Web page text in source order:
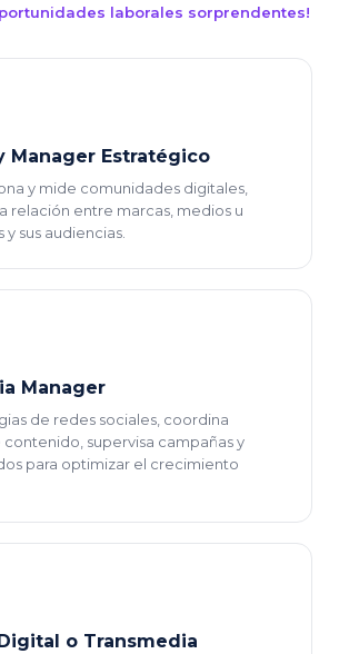
laborales sorprendentes!
Manager Estratégico
y mide comunidades digitales,
relación entre marcas, medios u
sus audiencias.
Manager
de redes sociales, coordina
supervisa campañas y
para optimizar el crecimiento
o Transmedia